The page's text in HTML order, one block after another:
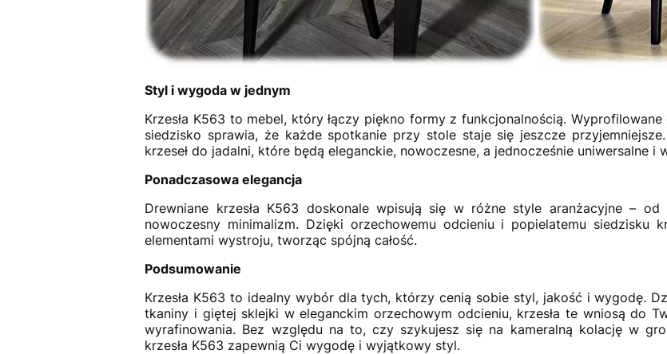
Styl i wygoda w jednym
Krzesła K563 to mebel, który łączy piękno formy z funkcjonalnością.
siedzisko sprawia, że każde spotkanie przy stole staje się jeszcze
krzeseł do jadalni, które będą eleganckie, nowoczesne, a jednocześnie uniwersalne i
Ponadczasowa elegancja
Drewniane krzesła K563 doskonale wpisują się w różne style aranżacyjne –
nowoczesny minimalizm. Dzięki orzechowemu odcieniu i popielatemu siedzisku
elementami wystroju, tworząc spójną całość.
Podsumowanie
Krzesła K563 to idealny wybór dla tych, którzy cenią sobie styl, jakość i wygodę.
tkaniny i giętej sklejki w eleganckim orzechowym odcieniu, krzesła te wniosą do
wyrafinowania. Bez względu na to, czy szykujesz się na kameralną kolację w
krzesła K563 zapewnią Ci wygodę i wyjątkowy styl.